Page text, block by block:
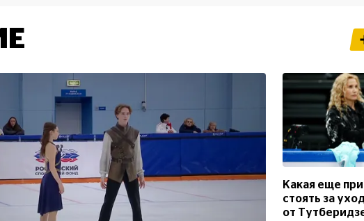
Какая еще
стоять за
от